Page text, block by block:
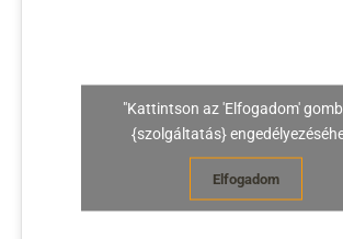
"Kattintson az 'Elfogadom'
{szolgáltatás}
Elfogadom